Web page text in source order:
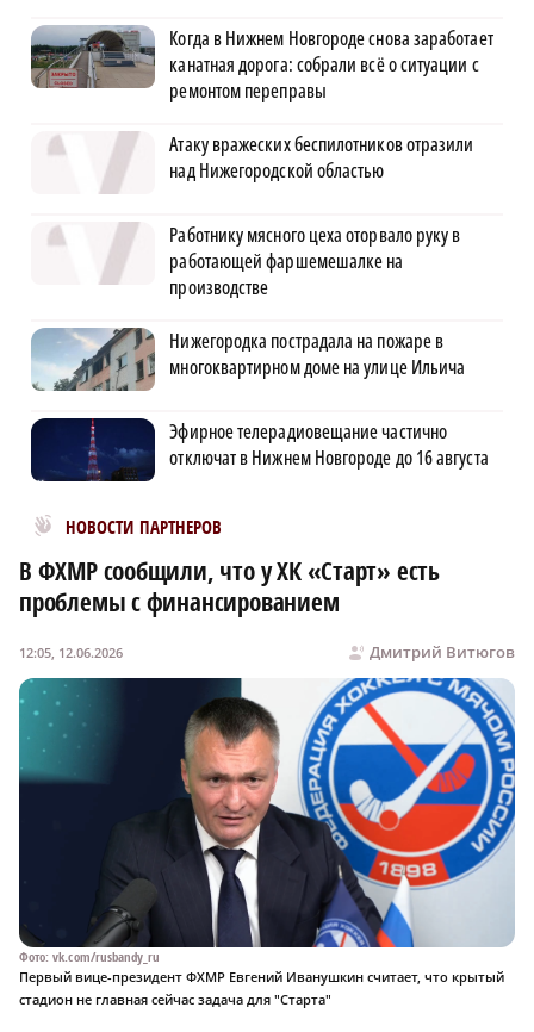
Когда в Нижнем Новгороде снова заработает
канатная дорога: собрали всё о ситуации с
ремонтом переправы
Атаку вражеских беспилотников отразили
над Нижегородской областью
Работнику мясного цеха оторвало руку в
работающей фаршемешалке на
производстве
Нижегородка пострадала на пожаре в
многоквартирном доме на улице Ильича
Эфирное телерадиовещание частично
отключат в Нижнем Новгороде до 16 августа
НОВОСТИ ПАРТНЕРОВ
Новости МирТесен
В ФХМР сообщили, что у ХК «Старт» есть
проблемы с финансированием
Дмитрий Витюгов
12:05, 12.06.2026
Фото: vk.com/rusbandy_ru
Первый вице-президент ФХМР Евгений Иванушкин считает, что крытый
стадион не главная сейчас задача для "Старта"